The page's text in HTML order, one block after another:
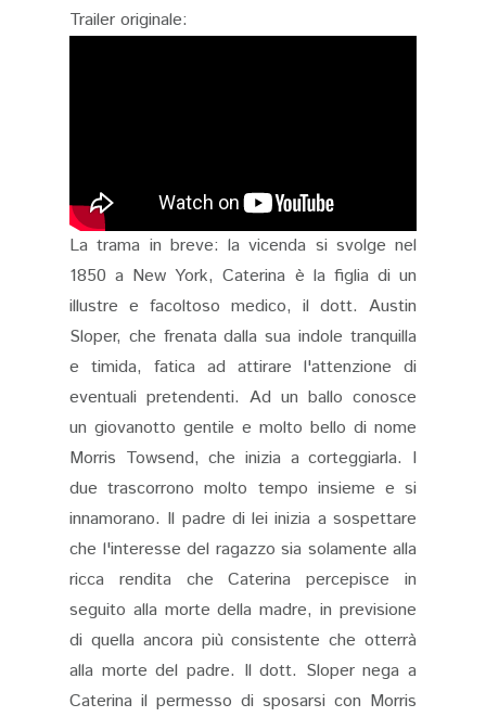
Trailer originale:
La trama in breve: la vicenda si svolge nel
1850 a New York, Caterina è la figlia di un
illustre e facoltoso medico, il dott. Austin
Sloper, che frenata dalla sua indole tranquilla
e timida, fatica ad attirare l'attenzione di
eventuali pretendenti. Ad un ballo conosce
un giovanotto gentile e molto bello di nome
Morris Towsend, che inizia a corteggiarla. I
due trascorrono molto tempo insieme e si
innamorano. Il padre di lei inizia a sospettare
che l'interesse del ragazzo sia solamente alla
ricca rendita che Caterina percepisce in
seguito alla morte della madre, in previsione
di quella ancora più consistente che otterrà
alla morte del padre. Il dott. Sloper nega a
Caterina il permesso di sposarsi con Morris